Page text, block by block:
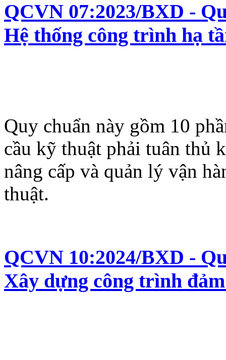
QCVN 07:2023/BXD -
Hệ thống công trình hạ
Quy chuẩn này gồm 10
cầu kỹ thuật phải tuân thủ
nâng cấp và quản lý vận
thuật.
QCVN 10:2024/BXD -
Xây dựng công trình